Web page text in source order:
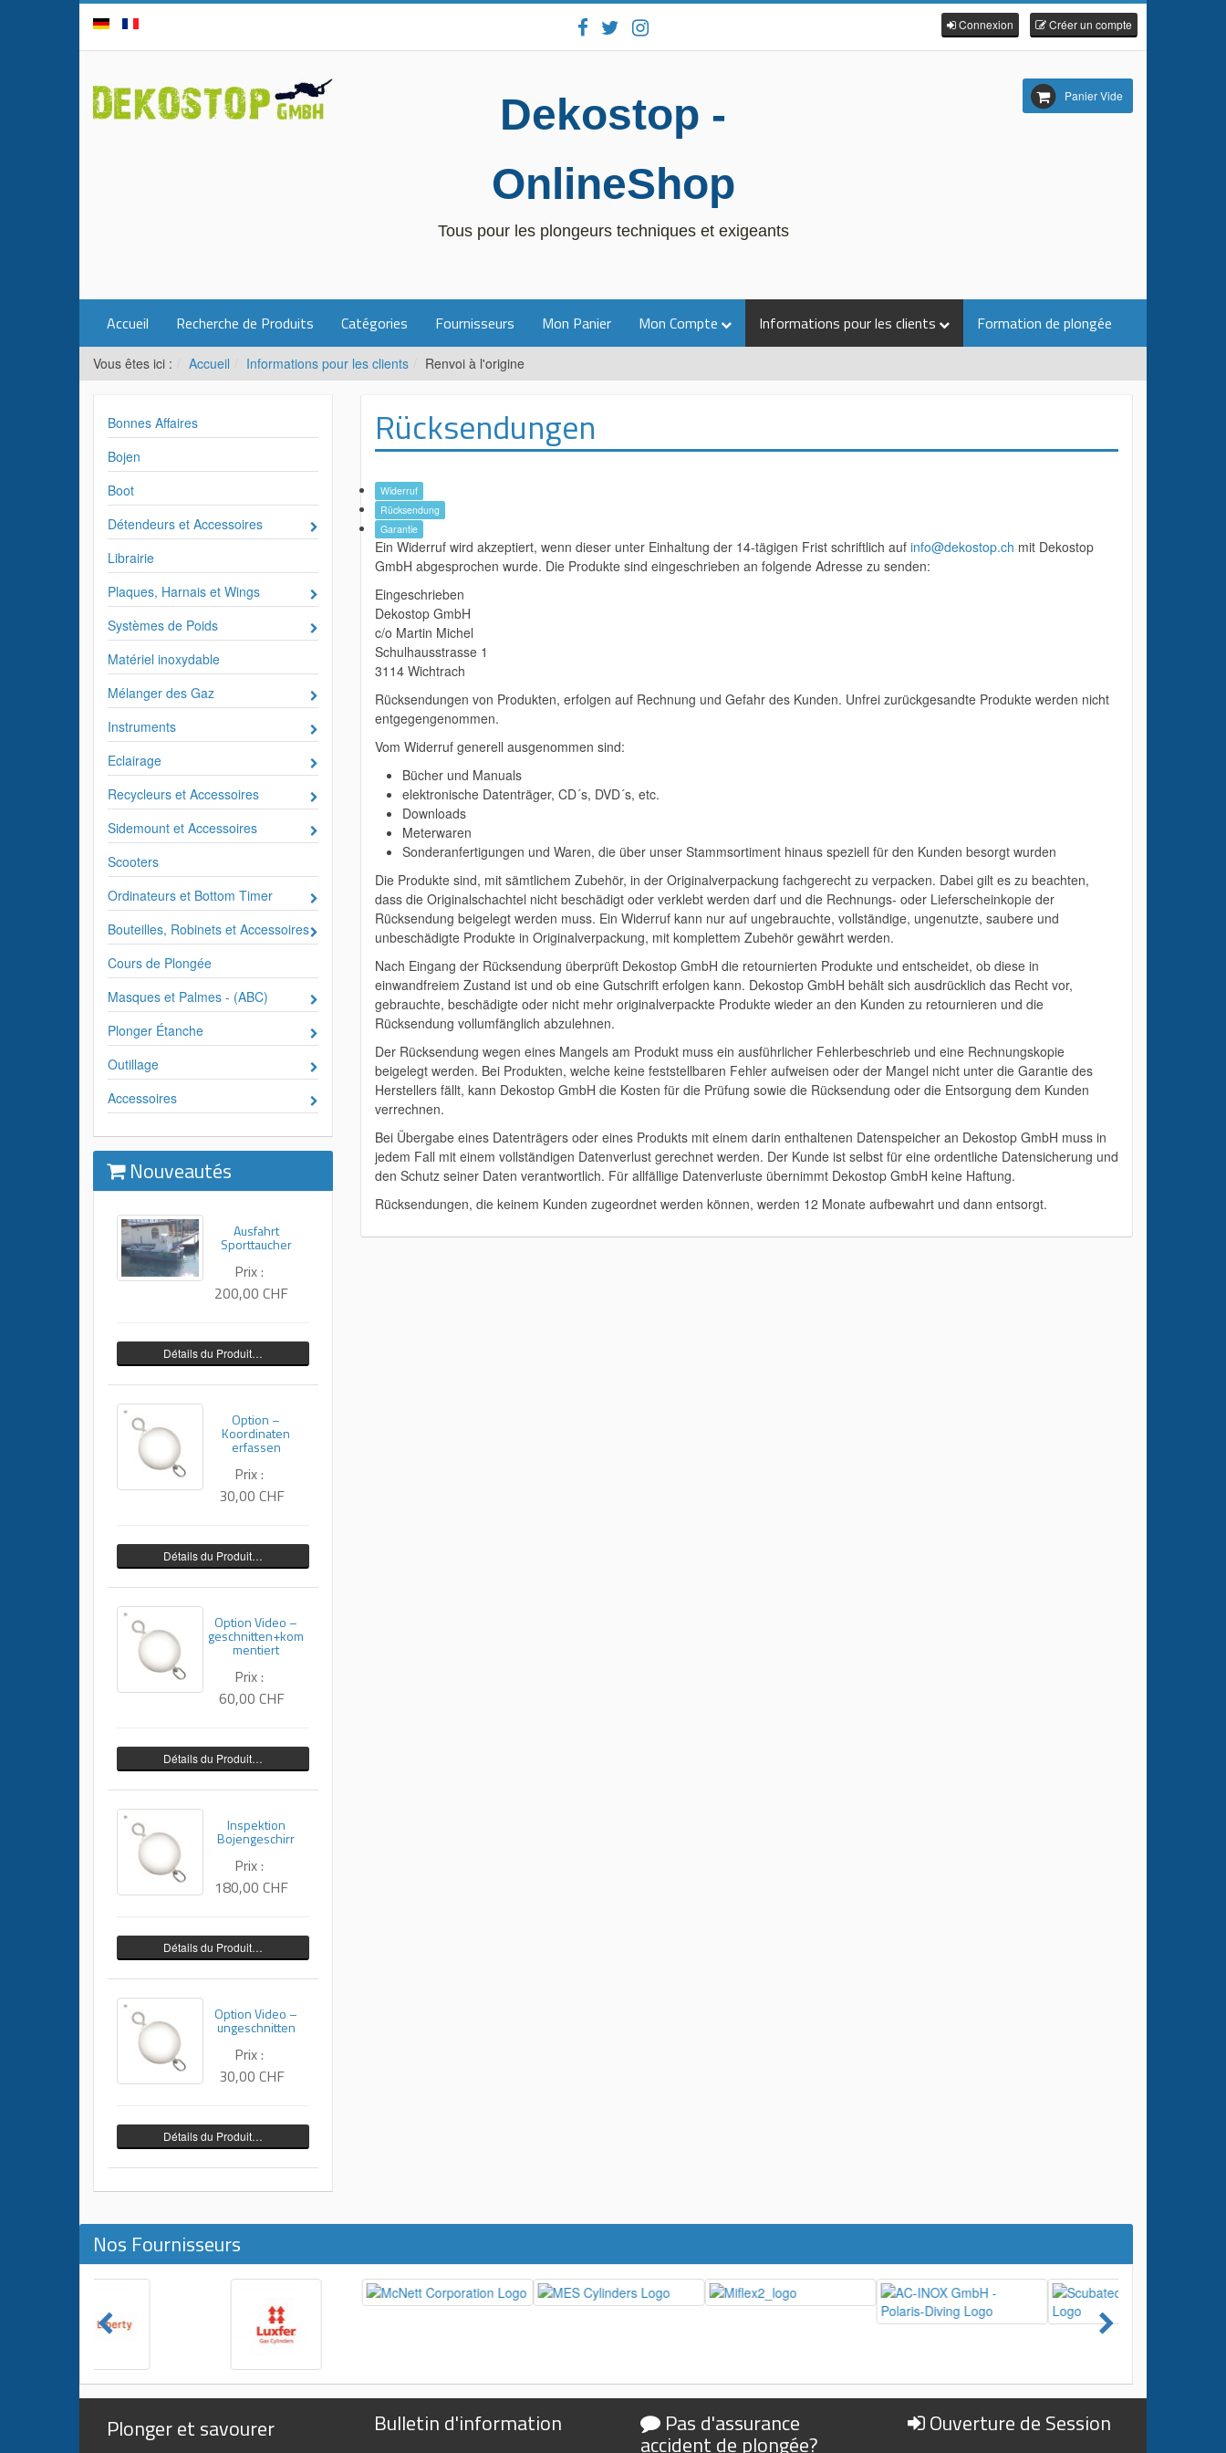
Connexion Créer un compte
Dekostop -
OnlineShop
Tous pour les plongeurs techniques et exigeants
Panier Vide
Accueil Recherche de Produits Catégories Fournisseurs Mon Panier Mon Compte Informations pour les clients Formation de plongée
Vous êtes ici : Accueil Informations pour les clients Renvoi à l'origine
Rücksendungen
Widerruf
Rücksendung
Garantie
Ein Widerruf wird akzeptiert, wenn dieser unter Einhaltung der 14-tägigen Frist schriftlich auf info@dekostop.ch mit Dekostop
GmbH abgesprochen wurde. Die Produkte sind eingeschrieben an folgende Adresse zu senden:
Eingeschrieben
Dekostop GmbH
c/o Martin Michel
Schulhausstrasse 1
3114 Wichtrach
Rücksendungen von Produkten, erfolgen auf Rechnung und Gefahr des Kunden. Unfrei zurückgesandte Produkte werden nicht
entgegengenommen.
Vom Widerruf generell ausgenommen sind:
Bücher und Manuals
elektronische Datenträger, CD´s, DVD´s, etc.
Downloads
Meterwaren
Sonderanfertigungen und Waren, die über unser Stammsortiment hinaus speziell für den Kunden besorgt wurden
Die Produkte sind, mit sämtlichem Zubehör, in der Originalverpackung fachgerecht zu verpacken. Dabei gilt es zu beachten,
dass die Originalschachtel nicht beschädigt oder verklebt werden darf und die Rechnungs- oder Lieferscheinkopie der
Rücksendung beigelegt werden muss. Ein Widerruf kann nur auf ungebrauchte, vollständige, ungenutzte, saubere und
unbeschädigte Produkte in Originalverpackung, mit komplettem Zubehör gewährt werden.
Nach Eingang der Rücksendung überprüft Dekostop GmbH die retournierten Produkte und entscheidet, ob diese in
einwandfreiem Zustand ist und ob eine Gutschrift erfolgen kann. Dekostop GmbH behält sich ausdrücklich das Recht vor,
gebrauchte, beschädigte oder nicht mehr originalverpackte Produkte wieder an den Kunden zu retournieren und die
Rücksendung vollumfänglich abzulehnen.
Der Rücksendung wegen eines Mangels am Produkt muss ein ausführlicher Fehlerbeschrieb und eine Rechnungskopie
beigelegt werden. Bei Produkten, welche keine feststellbaren Fehler aufweisen oder der Mangel nicht unter die Garantie des
Herstellers fällt, kann Dekostop GmbH die Kosten für die Prüfung sowie die Rücksendung oder die Entsorgung dem Kunden
verrechnen.
Bei Übergabe eines Datenträgers oder eines Produkts mit einem darin enthaltenen Datenspeicher an Dekostop GmbH muss in
jedem Fall mit einem vollständigen Datenverlust gerechnet werden. Der Kunde ist selbst für eine ordentliche Datensicherung und
den Schutz seiner Daten verantwortlich. Für allfällige Datenverluste übernimmt Dekostop GmbH keine Haftung.
Rücksendungen, die keinem Kunden zugeordnet werden können, werden 12 Monate aufbewahrt und dann entsorgt.
Bonnes Affaires
Bojen
Boot
Détendeurs et Accessoires
Librairie
Plaques, Harnais et Wings
Systèmes de Poids
Matériel inoxydable
Mélanger des Gaz
Instruments
Eclairage
Recycleurs et Accessoires
Sidemount et Accessoires
Scooters
Ordinateurs et Bottom Timer
Bouteilles, Robinets et Accessoires
Cours de Plongée
Masques et Palmes - (ABC)
Plonger Étanche
Outillage
Accessoires
Nouveautés
Ausfahrt
Sporttaucher
Prix :
200,00 CHF
Détails du Produit…
Option –
Koordinaten
erfassen
Prix :
30,00 CHF
Détails du Produit…
Option Video –
geschnitten+kom
mentiert
Prix :
60,00 CHF
Détails du Produit…
Inspektion
Bojengeschirr
Prix :
180,00 CHF
Détails du Produit…
Option Video –
ungeschnitten
Prix :
30,00 CHF
Détails du Produit…
Nos Fournisseurs
Plonger et savourer Bulletin d'information Pas d'assurance
accident de plongée?
Ouverture de Session